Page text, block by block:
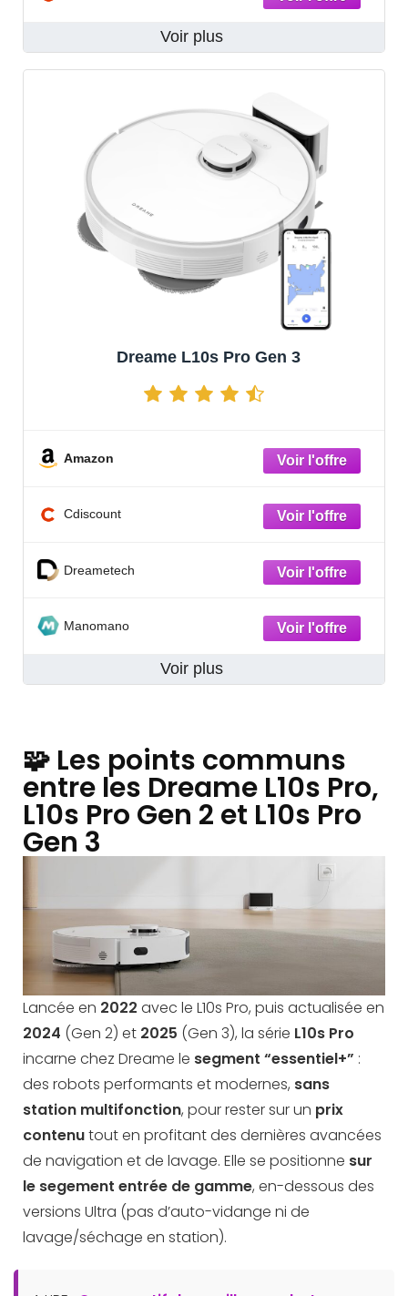
Voir plus
Dreame L10s Pro Gen 3
Amazon
Cdiscount
Dreametech
Manomano
Voir plus
🧩 Les points communs
entre les Dreame L10s Pro,
L10s Pro Gen 2 et L10s Pro
Gen 3
Lancée en 2022 avec le L10s Pro, puis actualisée en
2024 (Gen 2) et 2025 (Gen 3), la série L10s Pro
incarne chez Dreame le segment “essentiel+” :
des robots performants et modernes, sans
station multifonction, pour rester sur un prix
contenutout en profitant des dernières avancées
de navigation et de lavage. Elle se positionne sur
le segement entrée de gamme, en-dessous des
versions Ultra (pas d’auto-vidange ni de
lavage/séchage en station).